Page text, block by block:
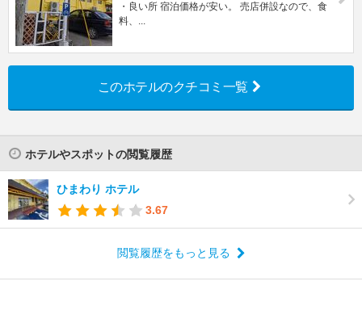
・良い所 宿泊価格が安い。 売店併設なので、食
料、...
このホテルのクチコミ一覧
ホテルやスポットの閲覧履歴
ひまわり ホテル
3.67
閲覧履歴をもっと見る